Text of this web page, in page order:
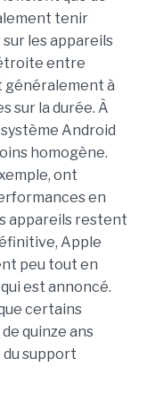
tenir
les appareils
entre
généralement à
sur la durée. À
Android
homogène.
ont
en
appareils restent
Apple
peu tout en
est annoncé.
certains
quinze ans
support